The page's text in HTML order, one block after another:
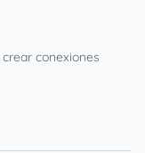
conexiones